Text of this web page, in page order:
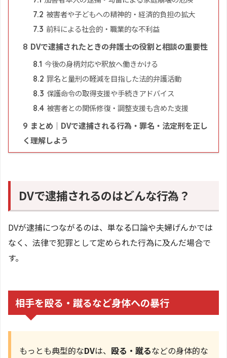
7.2 被害者や子どもへの精神的・経済的負担の拡大
7.3 前科による社会的・職業的な不利益
8 DVで逮捕されたときの弁護士の役割と相談の重要性
8.1 今後の身柄対応や釈放へ働きかける
8.2 罪名と量刑の軽減を目指した法的弁護活動
8.3 保護命令の取得支援や手続きアドバイス
8.4 被害者との関係修復・調整支援も含めた支援
9 まとめ｜DVで逮捕される行為・罪名・法定刑を正し
く理解しよう
DVで逮捕されるのはどんな行為？
DVが逮捕につながるのは、単なる口論や夫婦げんかでは
なく、法律で犯罪として定められた行為に及んだ場合で
す。
相手を殴る・蹴るなど身体への暴行
もっとも典型的なDVは、 殴る・蹴るなどの身体的な